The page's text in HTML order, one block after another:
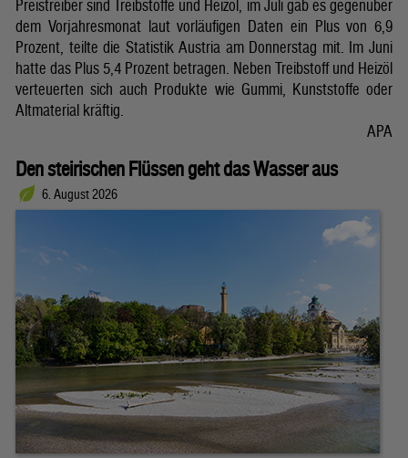
Preistreiber sind Treibstoffe und Heizöl, im Juli gab es gegenüber
dem Vorjahresmonat laut vorläufigen Daten ein Plus von 6,9
Prozent, teilte die Statistik Austria am Donnerstag mit. Im Juni
hatte das Plus 5,4 Prozent betragen. Neben Treibstoff und Heizöl
verteuerten sich auch Produkte wie Gummi, Kunststoffe oder
Altmaterial kräftig.
APA
Den steirischen Flüssen geht das Wasser aus
6. August 2026